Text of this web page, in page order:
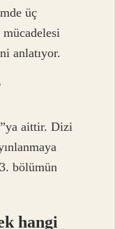
üç
anlatıyor.
aittir. Dizi
bölümün
hangi